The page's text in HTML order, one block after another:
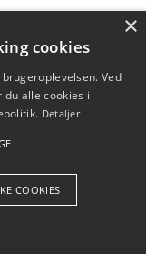
om
×
cookies
Ved
alle cookies i
Detaljer
COOKIES